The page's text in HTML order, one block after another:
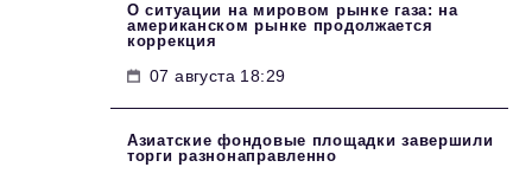
О ситуации на мировом рынке газа: на
американском рынке продолжается
коррекция
07 августа 18:29
Азиатские фондовые площадки завершили
торги разнонаправленно